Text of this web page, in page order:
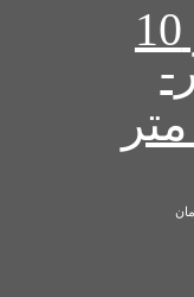
رنگی قطر 10